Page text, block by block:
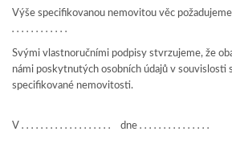
Výše specifikovanou nemovitou věc
. . . . . . . . . . . .
Svými vlastnoručními podpisy stvrzujeme, že
námi poskytnutých osobních údajů v souvislosti
specifikované nemovitosti.
V . . . . . . . . . . . . . . . . . . . dne . . . . . . . . . . . . . . .